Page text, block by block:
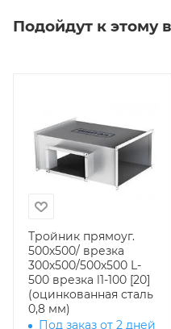
Подойдут к этому
Тройник прямоуг.
500х500/ врезка
300х500/500х500 L-
500 врезка l1-100 [20]
(оцинкованная сталь
0,8 мм)
Под заказ от 2 дней